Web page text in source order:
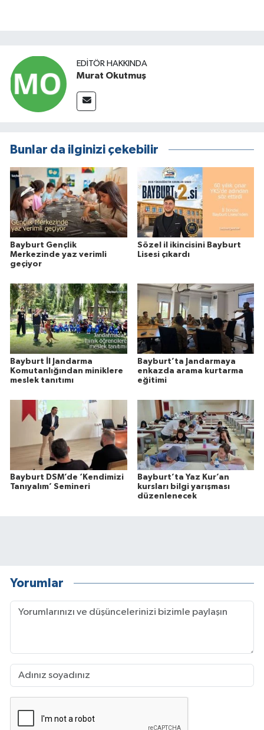
EDITÖR HAKKINDA
Murat Okutmuş
Bunlar da ilginizi çekebilir
Bayburt Gençlik
Merkezinde yaz verimli
geçiyor
Sözel il ikincisini Bayburt
Lisesi çıkardı
Bayburt İl Jandarma
Komutanlığından miniklere
meslek tanıtımı
Bayburt’ta Jandarmaya
enkazda arama kurtarma
eğitimi
Bayburt DSM’de ‘Kendimizi
Tanıyalım’ Semineri
Bayburt’ta Yaz Kur’an
kursları bilgi yarışması
düzenlenecek
Yorumlar